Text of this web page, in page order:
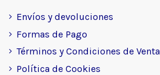
Envíos y devoluciones
Formas de Pago
Términos y Condiciones de Venta
Política de Cookies